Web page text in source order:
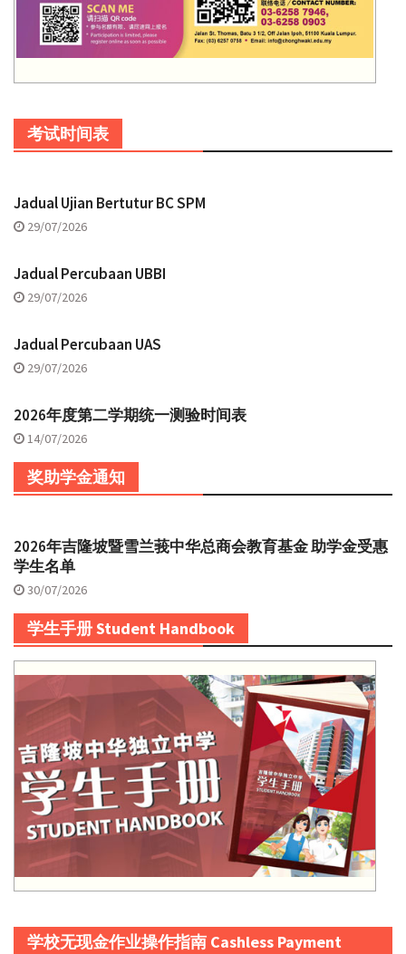
考试时间表
Jadual Ujian Bertutur BC SPM
29/07/2026
Jadual Percubaan UBBI
29/07/2026
Jadual Percubaan UAS
29/07/2026
2026年度第二学期统一测验时间表
14/07/2026
奖助学金通知
2026年吉隆坡暨雪兰莪中华总商会教育基金 助学金受惠
学生名单
30/07/2026
学生手册 Student Handbook
学校无现金作业操作指南 Cashless Payment